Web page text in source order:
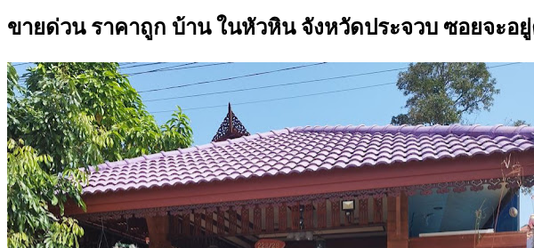
ขายด่วน ราคาถูก บ้าน ในหัวหิน จังหวัดประจวบ ซอยจะอ